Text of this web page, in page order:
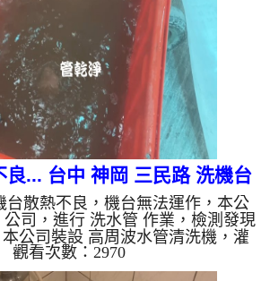
會結成黑色管垢，洗出來的水會跟
洗出綠色的水，是因為裡面有銅的
綠，如是藍色的水，是因為水龍頭
金的養化造成，有些...
良... 台中 神岡 三民路 洗機台
管路
台散熱不良，機台無法運作，本公
司，進行 洗水管 作業，檢測發現
公司裝設 高周波水管清洗機，灌
，等了約15分，開啟 水管清洗機 ，
，一開始就洗出泥水，還噴出牽絲
觀看次數：2970